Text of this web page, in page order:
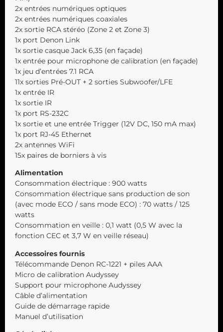
2x entrées numériques optiques
2x entrées numériques coaxiales
2x sortie RCA stéréo (Zone 2 et Zone 3)
1x port Denon Link
1x sortie casque Jack 6,35 (en façade)
1x entrée pour microphone de calibration (en façade)
1x jeu d’entrées 7.1 RCA
11x sorties Pré-OUT + 2 sorties Subwoofer/LFE
1x entrée IR
1x sortie IR
1x port RS-232C
1x sortie et une entrée Trigger (12V DC, 150 mA max)
1x port RJ-45 Ethernet
2x antennes WiFi
15x paires de borniers à vis
Alimentation
Consommation électrique : 900 watts
Consommation électrique sans production de son
(avec mode ECO / sans mode ECO) : 70 watts / 125
watts
Consommation en veille : 0,1 watt (0,5 W avec la
fonction CEC et 3,7 W en veille réseau)
Accessoires fournis
Télécommande Denon RC-1221 + piles AAA
Micro de calibration Audyssey
Support pour microphone Audyssey
Câble d’alimentation
Guide de démarrage rapide
Manuel d’utilisation